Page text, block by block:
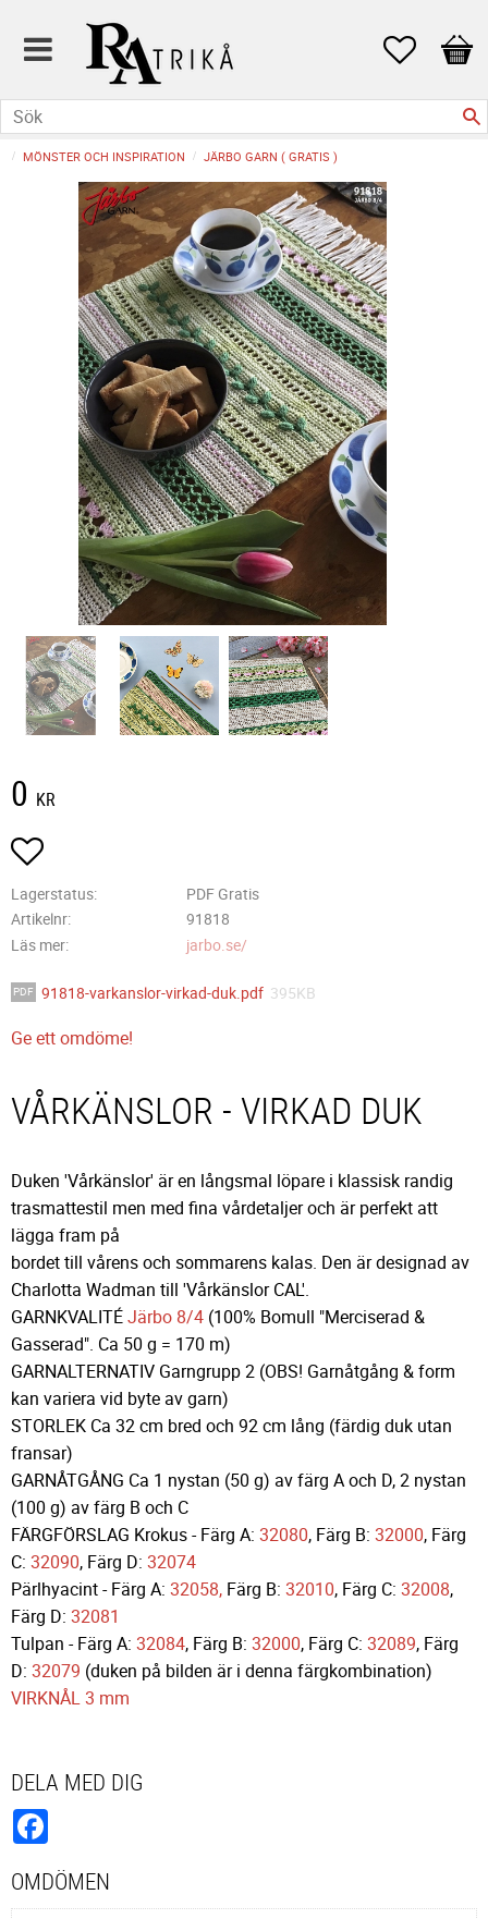
Favoriter
MÖNSTER OCH INSPIRATION JÄRBO GARN ( GRATIS )
0 KR
Lägg till i favoriter
Lagerstatus
PDF Gratis
Artikelnr
91818
Läs mer
jarbo.se/
91818-varkanslor-virkad-duk.pdf 395KB
Ge ett omdöme!
VÅRKÄNSLOR - VIRKAD DUK
Duken 'Vårkänslor' är en långsmal löpare i klassisk randig
trasmattestil men med fina vårdetaljer och är perfekt att
lägga fram på
bordet till vårens och sommarens kalas. Den är designad av
Charlotta Wadman till 'Vårkänslor CAL'.
GARNKVALITÉJärbo 8/4 (100% Bomull "Merciserad &
Gasserad". Ca 50 g = 170 m)
GARNALTERNATIV Garngrupp 2 (OBS! Garnåtgång & form
kan variera vid byte av garn)
STORLEK Ca 32 cm bred och 92 cm lång (färdig duk utan
fransar)
GARNÅTGÅNG Ca 1 nystan (50 g) av färg A och D, 2 nystan
(100 g) av färg B och C
FÄRGFÖRSLAG Krokus - Färg A: 32080, Färg B: 32000, Färg
C: 32090, Färg D: 32074
Pärlhyacint - Färg A: 32058, Färg B: 32010, Färg C: 32008,
Färg D: 32081
Tulpan - Färg A: 32084, Färg B: 32000, Färg C: 32089, Färg
D: 32079 (duken på bilden är i denna färgkombination)
VIRKNÅL 3 mm
DELA MED DIG
OMDÖMEN